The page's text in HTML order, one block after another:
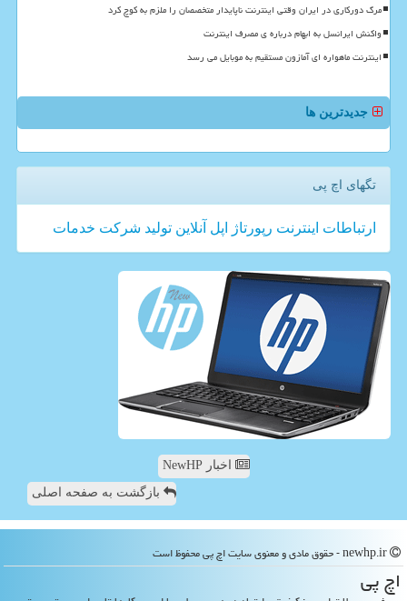
مرگ دورکاری در ایران وقتی اینترنت ناپایدار متخصصان را ملزم به کوچ کرد
واکنش ایرانسل به ابهام درباره ی مصرف اینترنت
اینترنت ماهواره ای آمازون مستقیم به موبایل می رسد
جدیدترین ها
تگهای اچ پی
ارتباطات اینترنت رپورتاژ اپل آنلاین تولید شركت خدمات
اخبار NewHP
بازگشت به صفحه اصلی
اچ پی